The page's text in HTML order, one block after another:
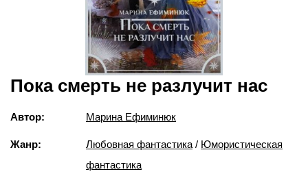
Пока смерть не разлучит нас
Автор: Марина Ефиминюк
Жанр: Любовная фантастика / Юмористическая
фантастика